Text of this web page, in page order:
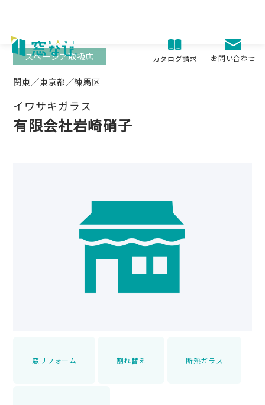
content
カタログ請求 お問い合わせ
関東／東京都／練馬区
イワサキガラス
有限会社岩崎硝子
スペーシア取扱店
窓リフォーム 割れ替え 断熱ガラス